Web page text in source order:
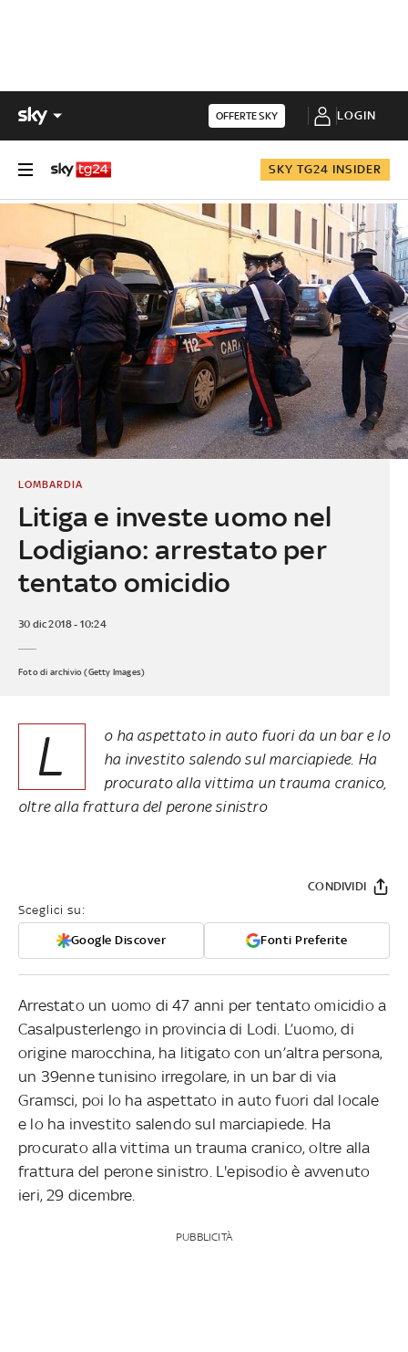
OFFERTE SKY LOGIN
SKY TG24 INSIDER
Litiga e investe uomo nel
Lodigiano: arrestato per
tentato omicidio
LOMBARDIA
30 dic 2018 - 10:24
Foto di archivio (Getty Images)
L
o ha aspettato in auto fuori da un bar e lo
ha investito salendo sul marciapiede. Ha
procurato alla vittima un trauma cranico,
oltre alla frattura del perone sinistro
Sceglici su:
Google Discover Fonti Preferite
CONDIVIDI
Arrestato un uomo di 47 anni per tentato omicidio a
Casalpusterlengo in provincia di Lodi. L’uomo, di
origine marocchina, ha litigato con un’altra persona,
un 39enne tunisino irregolare, in un bar di via
Gramsci, poi lo ha aspettato in auto fuori dal locale
e lo ha investito salendo sul marciapiede. Ha
procurato alla vittima un trauma cranico, oltre alla
frattura del perone sinistro. L'episodio è avvenuto
ieri, 29 dicembre.
PUBBLICITÀ